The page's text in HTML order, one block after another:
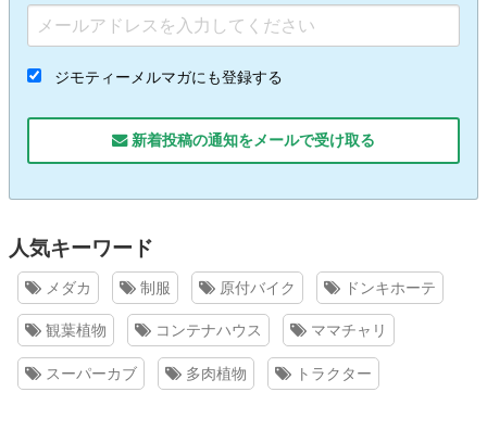
ジモティーメルマガにも登録する
新着投稿の通知をメールで受け取る
人気キーワード
メダカ 制服 原付バイク ドンキホーテ
観葉植物 コンテナハウス ママチャリ
スーパーカブ 多肉植物 トラクター